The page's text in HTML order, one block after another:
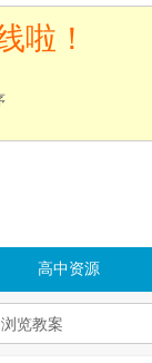
啦！
高中资源
浏览教案